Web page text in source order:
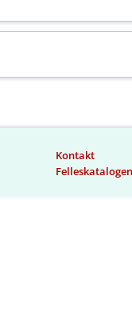
Kontakt
Felleskatalogen